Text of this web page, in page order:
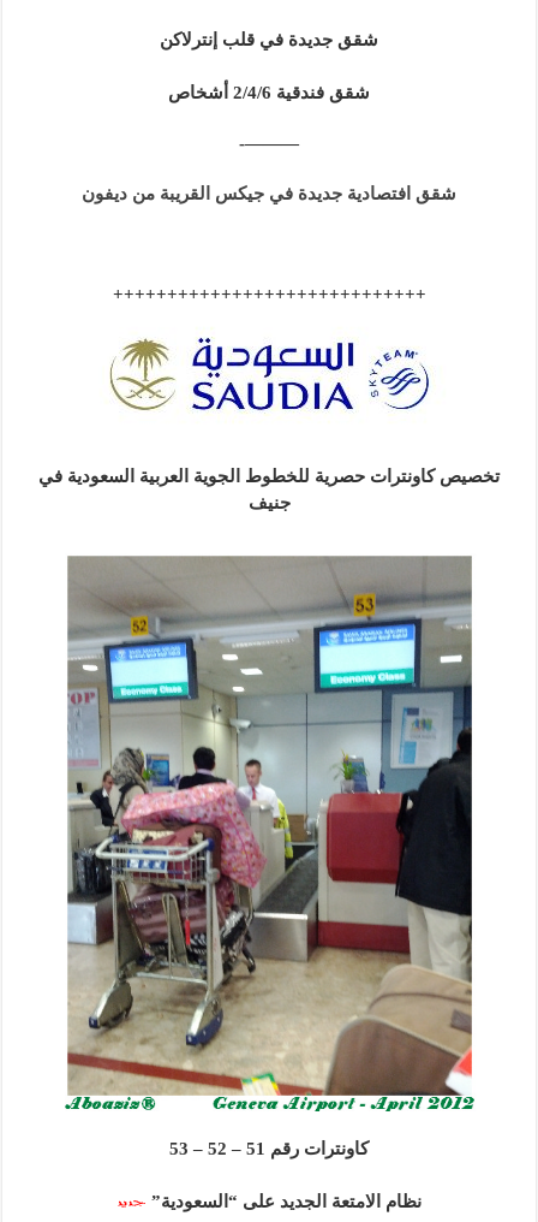
شقق جديدة في قلب إنترلاكن
شقق فندقية 2/4/6 أشخاص
———-
شقق افتصادية جديدة في جيكس القريبة من ديفون
+++++++++++++++++++++++++++++
تخصيص كاونترات حصرية للخطوط الجوية العربية السعودية في
جنيف
كاونترات رقم 51 – 52 – 53
نظام الامتعة الجديد على “السعودية”